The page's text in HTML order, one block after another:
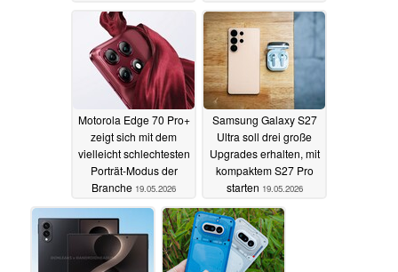
19.05.2026
Motorola Edge 70 Pro+
zeigt sich mit dem
vielleicht schlechtesten
Porträt-Modus der
Branche 19.05.2026
Samsung Galaxy S27
Ultra soll drei große
Upgrades erhalten, mit
kompaktem S27 Pro
starten 19.05.2026